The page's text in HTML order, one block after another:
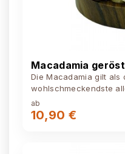
Macadamia
Die Macadamia gilt als
wohlschmeckendste
ab
10,90 €